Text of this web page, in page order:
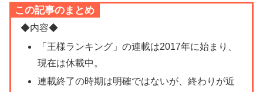
この記事のまとめ
◆内容◆
「王様ランキング」の連載は2017年に始まり、
現在は休載中。
連載終了の時期は明確ではないが、終わりが近